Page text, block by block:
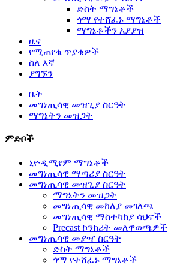
ድስት ማግኔቶች
ጎማ የተሸፈኑ ማግኔቶች
ማግኔቶችን አያያዝ
ዜና
የሚጠየቁ ጥያቄዎች
ስለ እኛ
ያግኙን
ቤት
መግነጢሳዊ መዝጊያ ስርዓት
ማግኔትን መዝጋት
ምድቦች
ኒዮዲሚየም ማግኔቶች
መግነጢሳዊ ማጣሪያ ስርዓት
መግነጢሳዊ መዝጊያ ስርዓት
ማግኔትን መዝጋት
መግነጢሳዊ መከለያ መገለጫ
መግነጢሳዊ ማስተካከያ ሳህኖች
Precast ኮንክሪት መለዋወጫዎች
መግነጢሳዊ መያዣ ስርዓት
ድስት ማግኔቶች
ጎማ የተሸፈኑ ማግኔቶች